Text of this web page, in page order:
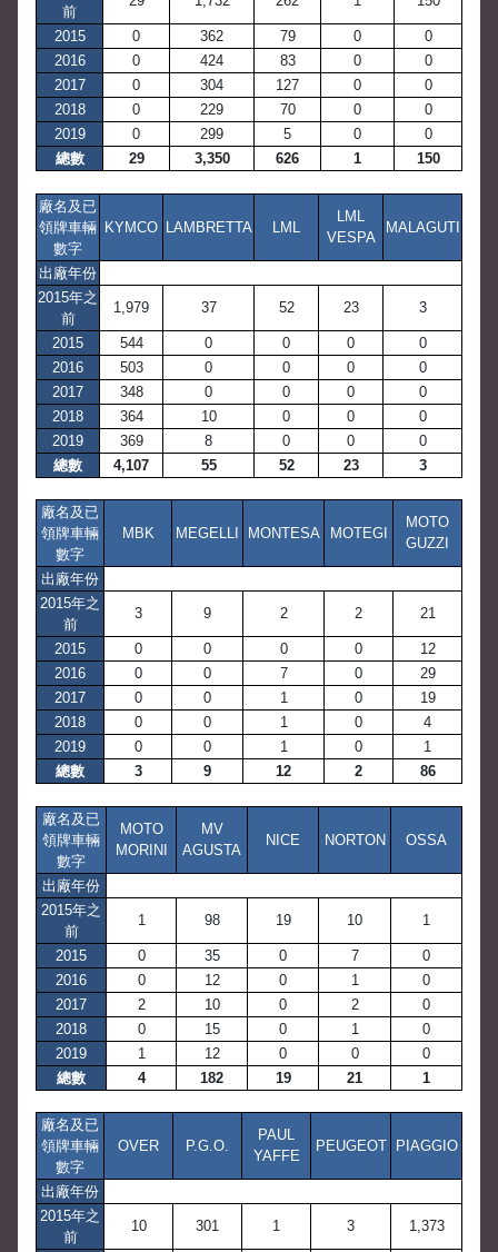
前
2015 0 362 79 0
0
2016
0 424 83 0
0
2017
0 304 127 0
0
2018
0 229 70 0
0
2019
0 299 5 0
0
總數
29 3,350 626 1 150
廠名及已
領牌車輛
數字
KYMCO LAMBRETTA LML
LML
VESPA
MALAGUTI
出廠年份
2015年之
前
1,979 37 52 23 3
2015 544 0 0 0
0
2016
503 0 0 0
0
2017
348 0 0 0
0
2018
364 10 0 0
0
2019
369 8 0 0
0
總數
4,107 55 52 23 3
廠名及已
領牌車輛
數字
MBK MEGELLI MONTESA MOTEGI
MOTO
GUZZI
出廠年份
2015年之
前
3 9 2 2 21
2015 0 0 0 0
12
2016
0 0 7 0
29
2017
0 0 1 0
19
2018
0 0 1 0
4
2019
0 0 1 0
1
總數
3 9 12 2 86
廠名及已
領牌車輛
數字
MOTO
MORINI
MV
AGUSTA
NICE NORTON OSSA
出廠年份
2015年之
前
1 98 19 10 1
2015 0 35 0 7
0
2016
0 12 0 1
0
2017
2 10 0 2
0
2018
0 15 0 1
0
2019
1 12 0 0
0
總數
4 182 19 21 1
廠名及已
領牌車輛
數字
OVER P.G.O.
PAUL
YAFFE
PEUGEOT PIAGGIO
出廠年份
2015年之
前
10 301 1 3 1,373